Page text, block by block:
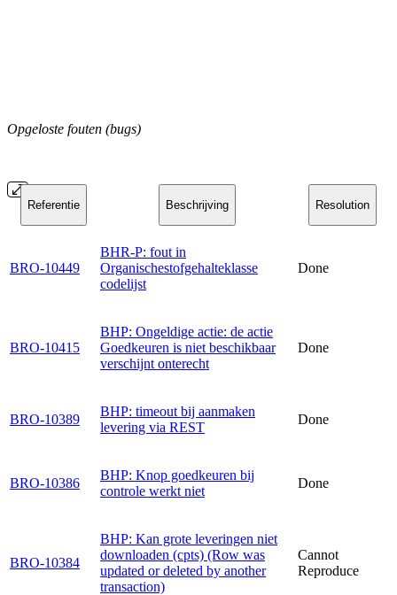
Opgeloste fouten (bugs)
Referentie Beschrijving Resolution
BRO-10449
BHR-P: fout in
Organischestofgehalteklasse
codelijst
Done
BRO-10415
BHP: Ongeldige actie: de actie
Goedkeuren is niet beschikbaar
verschijnt onterecht
Done
BRO-10389
BHP: timeout bij aanmaken
levering via REST
Done
BRO-10386
BHP: Knop goedkeuren bij
controle werkt niet
Done
BRO-10384
BHP: Kan grote leveringen niet
downloaden (cpts) (Row was
updated or deleted by another
transaction)
Cannot
Reproduce